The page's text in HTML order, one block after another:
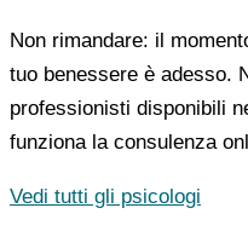
Non rimandare: il
tuo benessere è adesso.
professionisti disponibili
funziona la consulenza
Vedi tutti gli psicologi